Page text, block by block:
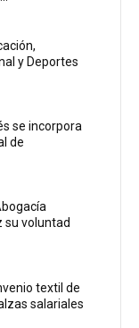
y Deportes
se incorpora
de
su voluntad
textil de
salariales